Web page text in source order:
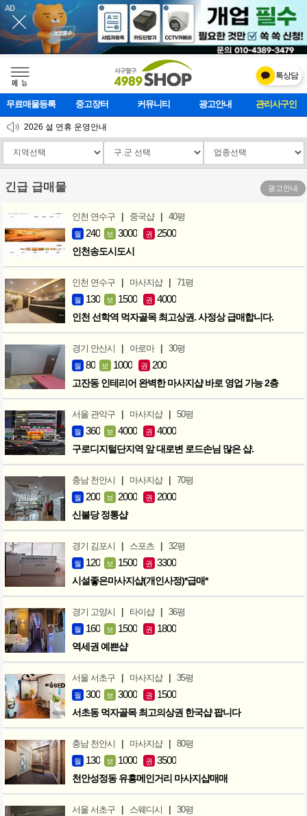
메    뉴
톡상담
무료매물등록 중고장터 커뮤니티 광고안내 관리사구인
[업데이트]모바일 하단 고정메뉴 추가
[업데이트] 개선사항 안내
긴급 급매물 광고안내
인천 연수구 | 중국샵 | 40평
월 240 보 3000 권 2500
인천송도시도시
인천 연수구 | 마사지샵 | 71평
월 130 보 1500 권 4000
인천 선학역 먹자골목 최고상권. 사정상 급매합니다.
경기 안산시 | 아로마 | 30평
월 80 보 1000 권 200
고잔동 인테리어 완벽한 마사지샵 바로 영업 가능 2층
서울 관악구 | 마사지샵 | 50평
월 360 보 4000 권 4000
구로디지털단지역 앞 대로변 로드손님 많은 샵.
충남 천안시 | 마사지샵 | 70평
월 200 보 2000 권 2000
신불당 정통샵
경기 김포시 | 스포츠 | 32평
월 120 보 1500 권 3300
시설좋은마사지샵(개인사정)*급매*
경기 고양시 | 타이샵 | 36평
월 160 보 1500 권 1800
역세권 예쁜샵
서울 서초구 | 마사지샵 | 35평
월 300 보 3000 권 1500
서초동 먹자골목 최고의상권 한국샵 팝니다
충남 천안시 | 마사지샵 | 80평
월 130 보 1000 권 3500
천안성정동 유흥메인거리 마사지샵매매
서울 서초구 | 스웨디시 | 30평